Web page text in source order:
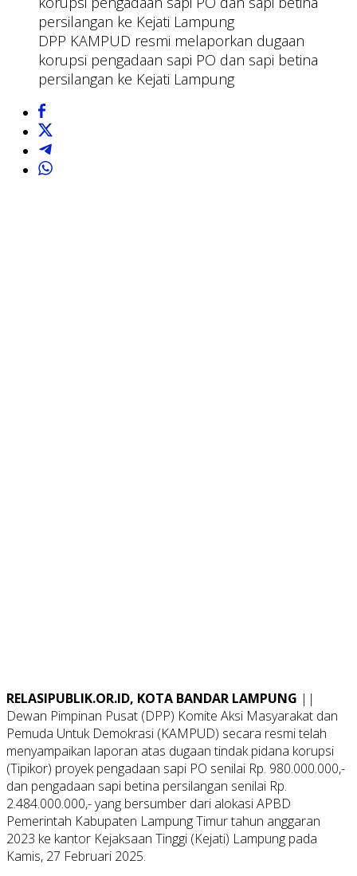
DPP KAMPUD resmi melaporkan dugaan
korupsi pengadaan sapi PO dan sapi betina
persilangan ke Kejati Lampung
RELASIPUBLIK.OR.ID, KOTA BANDAR LAMPUNG ||
Dewan Pimpinan Pusat (DPP) Komite Aksi Masyarakat dan
Pemuda Untuk Demokrasi (KAMPUD) secara resmi telah
menyampaikan laporan atas dugaan tindak pidana korupsi
(Tipikor) proyek pengadaan sapi PO senilai Rp. 980.000.000,-
dan pengadaan sapi betina persilangan senilai Rp.
2.484.000.000,- yang bersumber dari alokasi APBD
Pemerintah Kabupaten Lampung Timur tahun anggaran
2023 ke kantor Kejaksaan Tinggi (Kejati) Lampung pada
Kamis, 27 Februari 2025.